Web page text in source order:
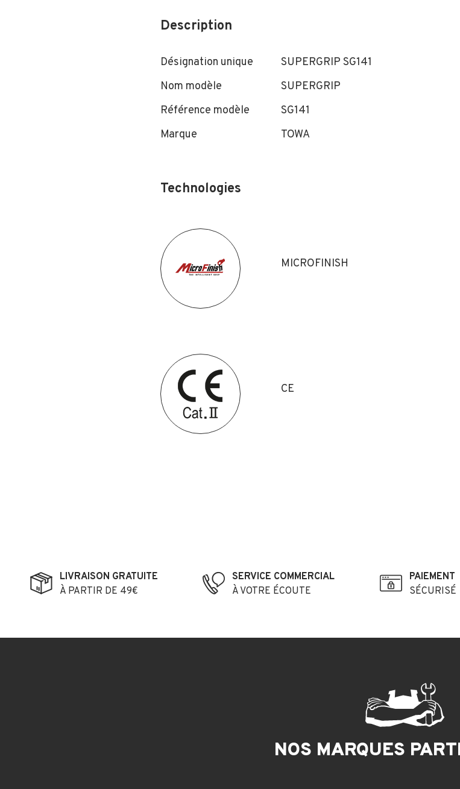
Description
Désignation unique
SUPERGRIP SG141
Nom modèle
SUPERGRIP
Référence modèle
SG141
Marque
TOWA
Technologies
MICROFINISH
CE
LIVRAISON GRATUITE
À PARTIR DE 49€
SERVICE COMMERCIAL
À VOTRE ÉCOUTE
PAIEMENT
SÉCURISÉ
NOS MARQUES